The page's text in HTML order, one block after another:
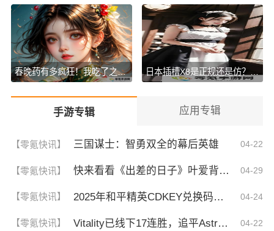
春晚药有多疯狂！我吃了之后竟然这样变了，大家都震惊了！
手游专辑 应用专辑
【零氪快讯】 三国谋士：智勇双全的幕后英雄 04-22
【零氪快讯】 快来看看《出差的日子》叶爱背后的深刻故事！竟然让人泪崩的原因 04-29
【零氪快讯】 2025年和平精英CDKEY兑换码领取方法及使用技巧 04-24
【零氪快讯】 Vitality已线下17连胜，追平Astralis并列第三 04-22